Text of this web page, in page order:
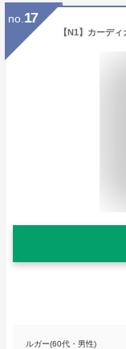
no. 17
ルガー(60代・男性)